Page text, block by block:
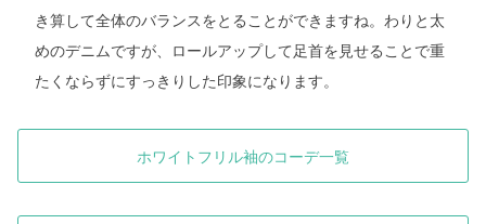
き算して全体のバランスをとることができますね。わりと太
めのデニムですが、ロールアップして足首を見せることで重
たくならずにすっきりした印象になります。
ホワイトフリル袖のコーデ一覧